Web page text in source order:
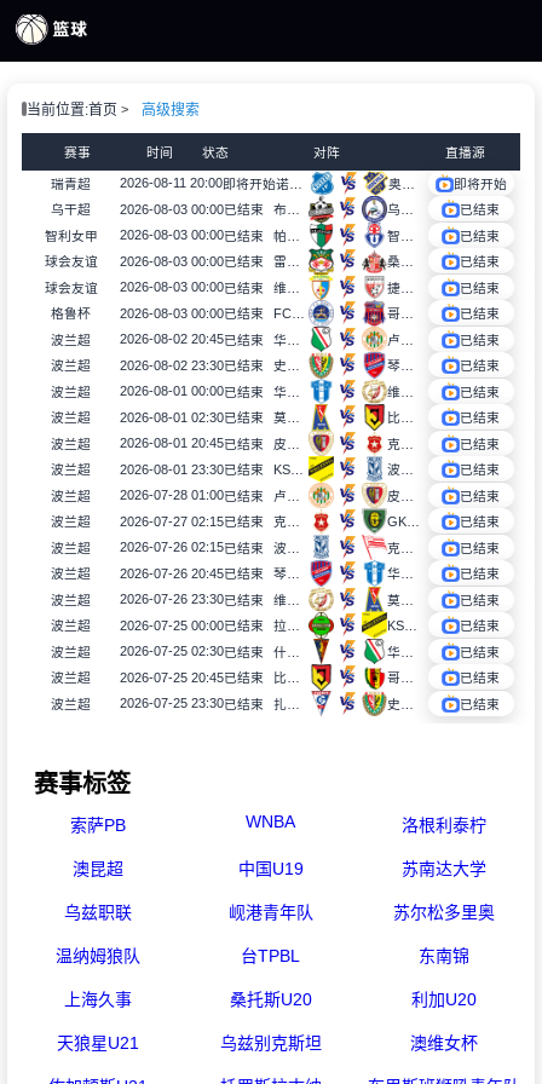
播
闻
当前位置:首页 高级搜索
赛事 时间 状态 对阵 直播源
瑞青超 2026-08-11 20:00即将开始 诺尔比U21
即将开始
乌干超
2026-08-03 00:00已结束
已结束
智利女甲
2026-08-03 00:00已结束
已结束
球会友谊
2026-08-03 00:00已结束
已结束
球会友谊
2026-08-03 00:00已结束
已结束
格鲁杯
2026-08-03 00:00已结束
已结束
波兰超
2026-08-02 20:45已结束
已结束
波兰超
2026-08-02 23:30已结束
已结束
波兰超
2026-08-01 00:00已结束
已结束
波兰超
2026-08-01 02:30已结束
已结束
波兰超
2026-08-01 20:45已结束
已结束
波兰超
2026-08-01 23:30已结束
已结束
波兰超
2026-07-28 01:00已结束
已结束
波兰超
2026-07-27 02:15已结束
已结束
波兰超
2026-07-26 02:15已结束
已结束
波兰超
2026-07-26 20:45已结束
已结束
波兰超
2026-07-26 23:30已结束
已结束
波兰超
2026-07-25 00:00已结束
已结束
波兰超
2026-07-25 02:30已结束
已结束
波兰超
2026-07-25 20:45已结束
已结束
波兰超
2026-07-25 23:30已结束 已结束
赛事标签
索萨PB WNBA 洛根利泰柠
澳昆超 中国U19 苏南达大学
乌兹职联 岘港青年队 苏尔松多里奥
温纳姆狼队 台TPBL 东南锦
上海久事 桑托斯U20 利加U20
天狼星U21 乌兹别克斯坦 澳维女杯